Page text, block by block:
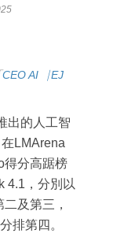
CEO AI⎹ EJ
出的人工智
在LMArena
得分高踞榜
4.1，分別以
及第三，
排第四。